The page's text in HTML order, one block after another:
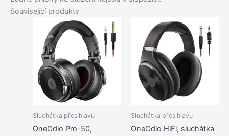
Související produkty
Sluchátka přes hlavu
OneOdio Pro-50,
Sluchátka přes hlavu
OneOdio HiFi, sluchátka